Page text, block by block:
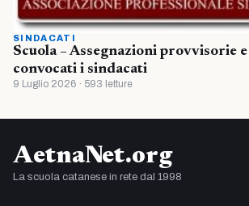
SINDACATI
Scuola – Assegnazioni provvisorie
convocati i sindacati
9 Luglio 2026 · 593 letture
AetnaNet.org
La scuola catanese in rete dal 1998